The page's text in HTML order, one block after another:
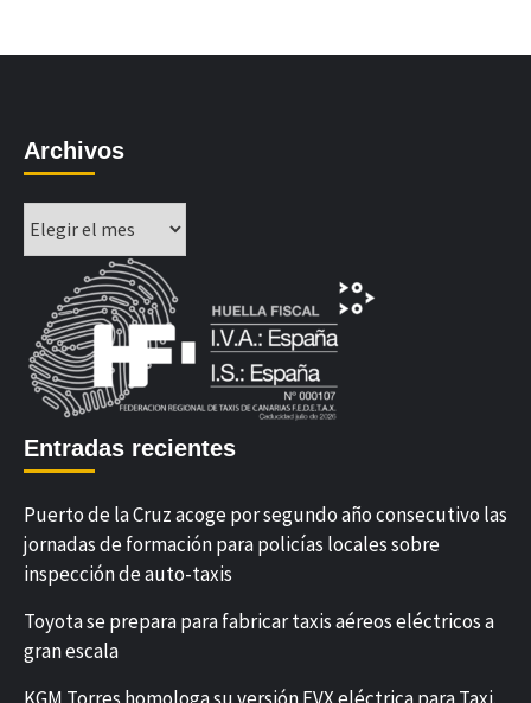
Archivos
Entradas recientes
Puerto de la Cruz acoge por segundo año consecutivo las
jornadas de formación para policías locales sobre
inspección de auto-taxis
Toyota se prepara para fabricar taxis aéreos eléctricos a
gran escala